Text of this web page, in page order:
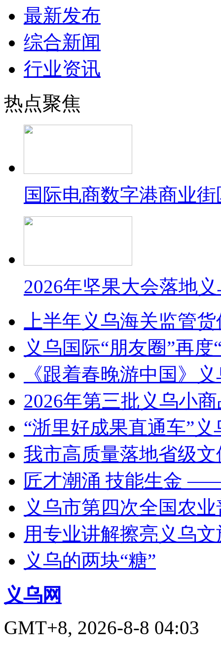
最新发布
综合新闻
行业资讯
热点聚焦
国际电商数字港商业
2026年坚果大会落地
上半年义乌海关监管
义乌国际“朋友圈”再度
《跟着春晚游中国》
2026年第三批义乌小
“浙里好成果直通车”
我市高质量落地省级
匠才潮涌 技能生金
义乌市第四次全国农
用专业讲解擦亮义乌
义乌的两块“糖”
义乌网
GMT+8, 2026-8-8 04:03